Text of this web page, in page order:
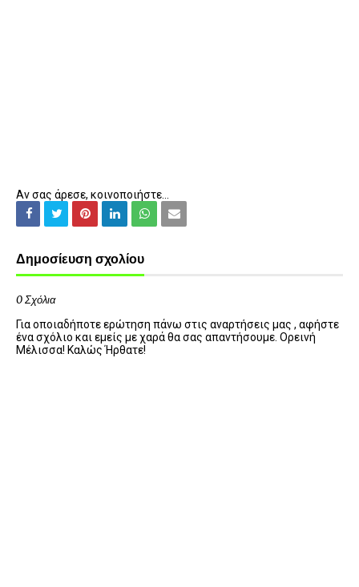
Αν σας άρεσε, κοινοποιήστε...
Δημοσίευση σχολίου
0 Σχόλια
Για οποιαδήποτε ερώτηση πάνω στις αναρτήσεις μας , αφήστε
ένα σχόλιο και εμείς με χαρά θα σας απαντήσουμε. Ορεινή
Μέλισσα! Καλώς Ήρθατε!